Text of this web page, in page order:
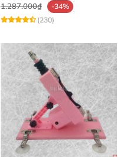
1.287.000₫
-34%
(230)